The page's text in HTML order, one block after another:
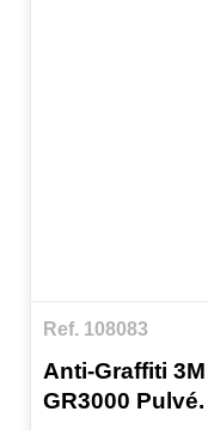
Ref. 108083
Anti-Graffiti
GR3000